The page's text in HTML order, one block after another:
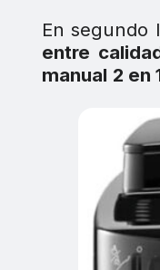
En segundo
entre
manual 2 en